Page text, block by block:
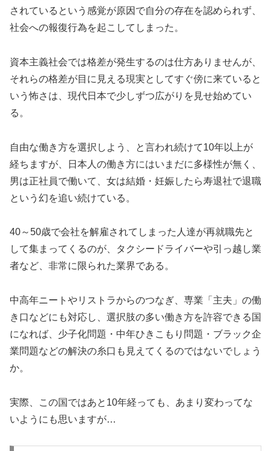
されているという感覚が原因で自分の存在を認められず、
社会への報復行為を起こしてしまった。
資本主義社会では格差が発生するのは仕方ありませんが、
それらの格差が目に見える現実としてすぐ傍に来ていると
いう怖さは、現代日本で少しずつ広がりを見せ始めてい
る。
自由な働き方を選択しよう、と言われ続けて10年以上が
経ちますが、日本人の働き方にはいまだに多様性が無く、
男は正社員で働いて、女は結婚・妊娠したら寿退社で退職
という幻を追い続けている。
40～50歳で会社を解雇されてしまった人達が再就職先と
して集まってくるのが、タクシードライバーや引っ越し業
者など、非常に限られた業界である。
中高年ニートやリストラからのつなぎ、専業「主夫」の働
き口などにも対応し、選択肢の多い働き方を許容できる国
になれば、少子化問題・中年ひきこもり問題・ブラック企
業問題などの解決の糸口も見えてくるのではないでしょう
か。
実際、この国ではあと10年経っても、あまり変わってな
いようにも思いますが…